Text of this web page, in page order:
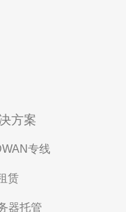
方案
专线
赁
器托管